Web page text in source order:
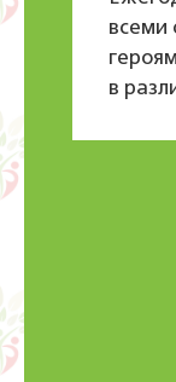
всеми
в